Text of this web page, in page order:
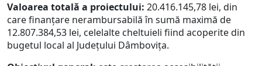
Valoarea totală a proiectului: 20.416.145,78 lei, din
care finanțare nerambursabilă în sumă maximă de
12.807.384,53 lei, celelalte cheltuieli fiind acoperite din
bugetul local al Județului Dâmbovița.